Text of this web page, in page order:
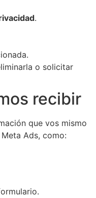
.
o solicitar
recibir
que vos mismo
Ads, como: